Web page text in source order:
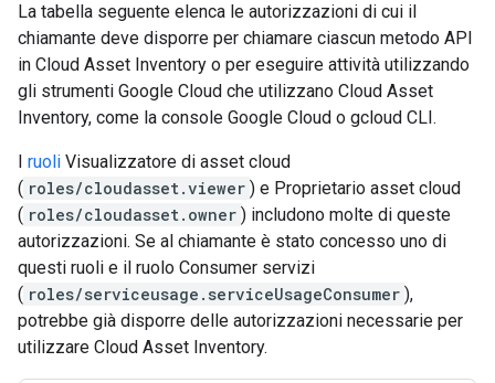
La tabella seguente elenca le autorizzazioni di cui il
chiamante deve disporre per chiamare ciascun metodo API
in Cloud Asset Inventory o per eseguire attività utilizzando
gli strumenti Google Cloud che utilizzano Cloud Asset
Inventory, come la console Google Cloud o gcloud CLI.
I ruoli Visualizzatore di asset cloud
( roles/cloudasset.viewer ) e Proprietario asset cloud
( roles/cloudasset.owner ) includono molte di queste
autorizzazioni. Se al chiamante è stato concesso uno di
questi ruoli e il ruolo Consumer servizi
( roles/serviceusage.serviceUsageConsumer ),
potrebbe già disporre delle autorizzazioni necessarie per
utilizzare Cloud Asset Inventory.